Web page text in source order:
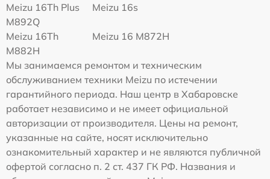
Meizu 16Th Plus
M892Q
Meizu 16s
Meizu 16Th
M882H
Meizu 16 M872H
Мы занимаемся ремонтом и техническим
обслуживанием техники Meizu по истечении
гарантийного периода. Наш центр в Хабаровске
работает независимо и не имеет официальной
авторизации от производителя. Цены на ремонт,
указанные на сайте, носят исключительно
ознакомительный характер и не являются публичной
офертой согласно п. 2 ст. 437 ГК РФ. Названия и